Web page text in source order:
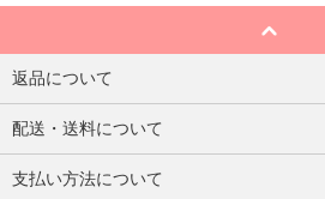
返品について
配送・送料について
支払い方法について